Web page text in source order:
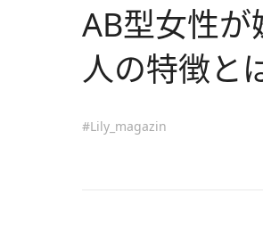
AB型女性
人の特徴と
#Lily_magazin